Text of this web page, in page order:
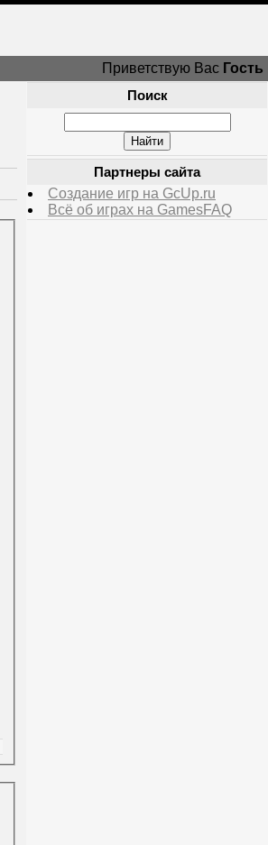
Приветствую Вас Гость
Поиск
Партнеры сайта
Создание игр на GcUp.ru
Всё об играх на GamesFAQ